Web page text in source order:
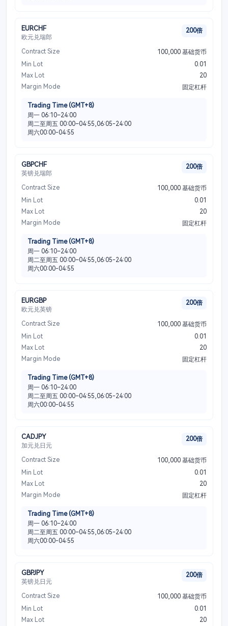
EURCHF
欧元兑瑞郎
200倍
Contract Size
100,000 基础货币
Min Lot
0.01
Max Lot
20
Margin Mode
固定杠杆
Trading Time (GMT+8)
周一 06:10–24:00
周二至周五 00:00–04:55,06:05-24:00
周六00:00-04:55
GBPCHF
英镑兑瑞郎
200倍
Contract Size
100,000 基础货币
Min Lot
0.01
Max Lot
20
Margin Mode
固定杠杆
Trading Time (GMT+8)
周一 06:10–24:00
周二至周五 00:00–04:55,06:05-24:00
周六00:00-04:55
EURGBP
欧元兑英镑
200倍
Contract Size
100,000 基础货币
Min Lot
0.01
Max Lot
20
Margin Mode
固定杠杆
Trading Time (GMT+8)
周一 06:10–24:00
周二至周五 00:00–04:55,06:05-24:00
周六00:00-04:55
CADJPY
加元兑日元
200倍
Contract Size
100,000 基础货币
Min Lot
0.01
Max Lot
20
Margin Mode
固定杠杆
Trading Time (GMT+8)
周一 06:10–24:00
周二至周五 00:00–04:55,06:05-24:00
周六00:00-04:55
GBPJPY
英镑兑日元
200倍
Contract Size
100,000 基础货币
Min Lot
0.01
Max Lot
20